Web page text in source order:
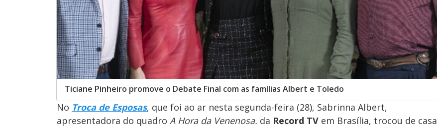
Ticiane Pinheiro promove o Debate Final com as famílias Albert e Toledo
No Troca de Esposas, que foi ao ar nesta segunda-feira (28), Sabrinna Albert,
apresentadora do quadro A Hora da Venenosa. da Record TV em Brasília, trocou de casa